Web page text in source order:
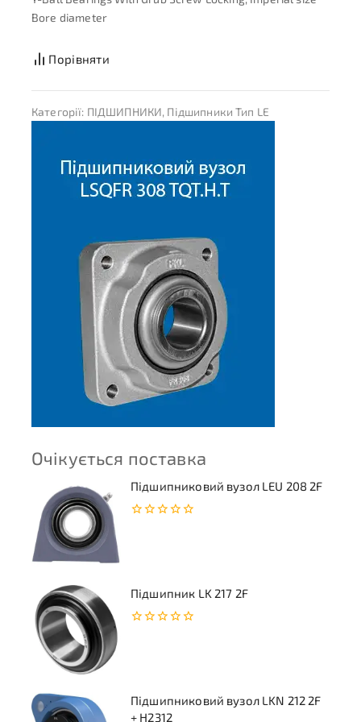
Очікується поставка
Підшипниковий вузол LEU 208 2F
Підшипник LK 217 2F
Підшипниковий вузол LKN 212 2F
+ H2312
Bore diameter
Порівняти
Категорії: ПІДШИПНИКИ, Підшипники Тип LE